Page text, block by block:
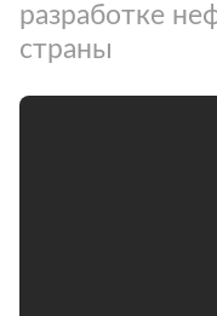
разработке
страны